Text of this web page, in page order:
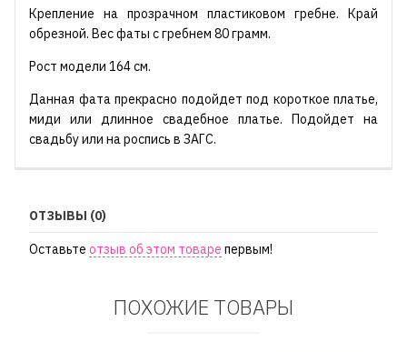
Крепление на прозрачном пластиковом гребне. Край
обрезной. Вес фаты с гребнем 80 грамм.
Рост модели 164 см.
Данная фата прекрасно подойдет под короткое платье,
миди или длинное свадебное платье. Подойдет на
свадьбу или на роспись в ЗАГС.
ОТЗЫВЫ (0)
Оставьте отзыв об этом товаре первым!
ПОХОЖИЕ ТОВАРЫ